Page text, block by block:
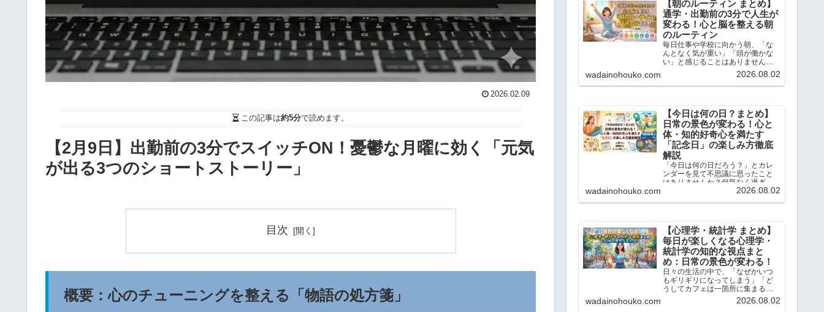
2026.02.09
この記事は約5分で読めます。
【2月9日】出勤前の3分でスイッチON！憂鬱な月曜に効く「元気
が出る3つのショートストーリー」
目次
概要：心のチューニングを整える「物語の処方箋」
【朝のルーティン まとめ】
通学・出勤前の3分で人生が
変わる！心と脳を整える朝
のルーティン
毎日仕事や学校に向かう朝、「な
んとなく気が重い」「頭が働かな
い」と感じることはありません
か？この記事では、忙しい現代人
のために、通勤・通学前のたった3
分でサクッと読めて、一日を前向
wadainohouko.com 2026.08.02
【今日は何の日？まとめ】
日常の景色が変わる！心と
体・知的好奇心を満たす
「記念日」の楽しみ方徹底
解説
「今日は何の日だろう？」とカレ
ンダーを見て不思議に思ったこと
はありませんか？何気なく過ぎて
いく毎日にも、実は先人たちの知
事では、当ブログで大人気の「今...
wadainohouko.com 2026.08.02
【心理学・統計学 まとめ】
毎日が楽しくなる心理学・
統計学の知的な視点まと
め：日常の景色が変わる！
日々の生活の中で、「なぜかいつ
もギリギリになってしまう」「ど
うしてカフェは一箇所に集まるの
だろう？」と不思議に思ったこと
はありませんか？この記事では、
wadainohouko.com 2026.08.02